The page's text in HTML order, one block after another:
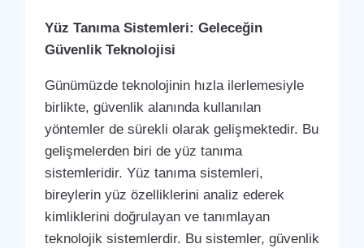
Yüz Tanıma Sistemleri: Geleceğin
Güvenlik Teknolojisi
Günümüzde teknolojinin hızla ilerlemesiyle
birlikte, güvenlik alanında kullanılan
yöntemler de sürekli olarak gelişmektedir. Bu
gelişmelerden biri de yüz tanıma
sistemleridir. Yüz tanıma sistemleri,
bireylerin yüz özelliklerini analiz ederek
kimliklerini doğrulayan ve tanımlayan
teknolojik sistemlerdir. Bu sistemler, güvenlik